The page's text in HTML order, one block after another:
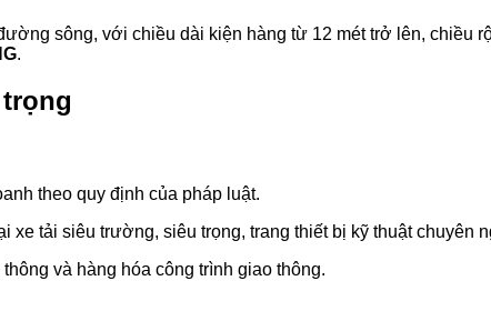
sông, với chiều dài kiện hàng từ 12 mét trở lên, chiều
.
theo quy định của pháp luật.
tải siêu trường, siêu trọng, trang thiết bị kỹ thuật chuyên
và hàng hóa công trình giao thông.